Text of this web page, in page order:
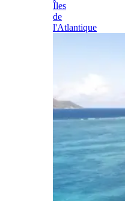
Îles
de
l'Atlantique